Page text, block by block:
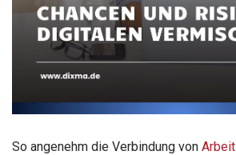
So angenehm die Verbindung von Arbeit